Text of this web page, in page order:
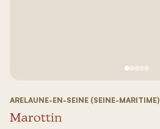
ARELAUNE-EN-SEINE (SEINE-MARITIME)
Marottin